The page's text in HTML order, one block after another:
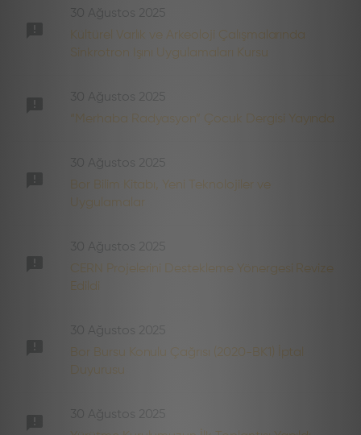
Kültürel Varlık ve Arkeoloji Çalışmalarında
Sinkrotron Işını Uygulamaları Kursu
“Merhaba Radyasyon” Çocuk Dergisi Yayında
Bor Bilim Kitabı, Yeni Teknolojiler ve
Uygulamalar
CERN Projelerini Destekleme Yönergesi Revize
Edildi
Bor Bursu Konulu Çağrısı (2020-BK1) İptal
Duyurusu